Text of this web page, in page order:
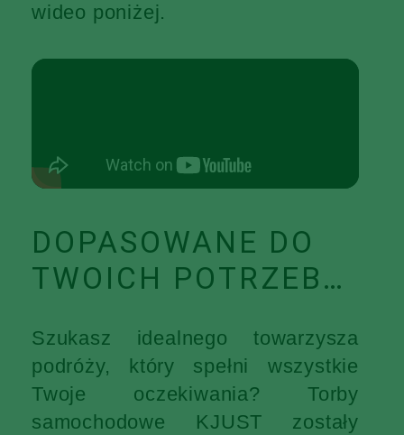
wideo poniżej.
DOPASOWANE DO
TWOICH POTRZEB…
Szukasz idealnego towarzysza
podróży, który spełni wszystkie
Twoje oczekiwania? Torby
samochodowe KJUST zostały